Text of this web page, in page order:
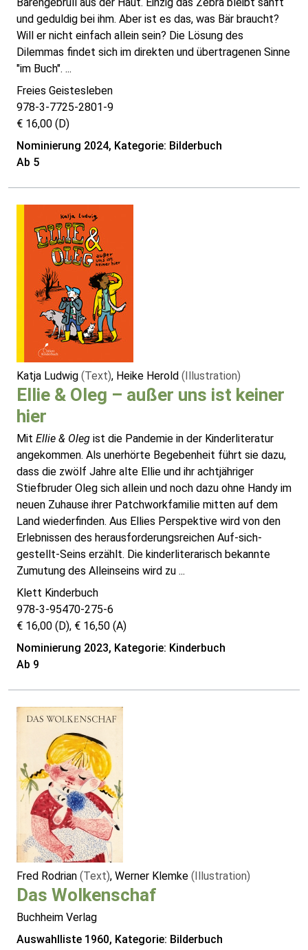
und geduldig bei ihm. Aber ist es das, was Bär braucht?
Will er nicht einfach allein sein? Die Lösung des
Dilemmas findet sich im direkten und übertragenen Sinne
"im Buch". ...
Freies Geistesleben
978-3-7725-2801-9
€ 16,00 (D)
Nominierung 2024, Kategorie: Bilderbuch
Ab 5
Katja Ludwig (Text), Heike Herold (Illustration)
Ellie & Oleg – außer uns ist keiner
hier
Mit Ellie & Oleg ist die Pandemie in der Kinderliteratur
angekommen. Als unerhörte Begebenheit führt sie dazu,
dass die zwölf Jahre alte Ellie und ihr achtjähriger
Stiefbruder Oleg sich allein und noch dazu ohne Handy im
neuen Zuhause ihrer Patchworkfamilie mitten auf dem
Land wiederfinden. Aus Ellies Perspektive wird von den
Erlebnissen des herausforderungsreichen Auf-sich-
gestellt-Seins erzählt. Die kinderliterarisch bekannte
Zumutung des Alleinseins wird zu ...
Klett Kinderbuch
978-3-95470-275-6
€ 16,00 (D), € 16,50 (A)
Nominierung 2023, Kategorie: Kinderbuch
Ab 9
Fred Rodrian (Text), Werner Klemke (Illustration)
Das Wolkenschaf
Buchheim Verlag
Auswahlliste 1960, Kategorie: Bilderbuch